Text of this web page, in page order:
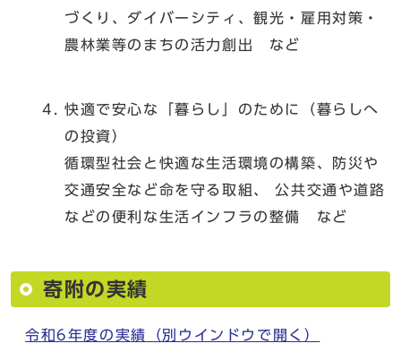
づくり、ダイバーシティ、観光・雇用対策・
農林業等のまちの活力創出 など
快適で安心な「暮らし」のために（暮らしへ
の投資）
循環型社会と快適な生活環境の構築、防災や
交通安全など命を守る取組、 公共交通や道路
などの便利な生活インフラの整備 など
寄附の実績
令和6年度の実績 （別ウインドウで開く）